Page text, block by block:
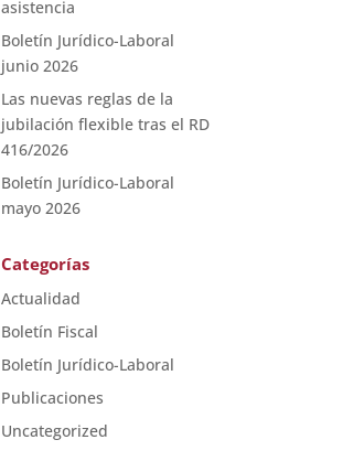
asistencia
Boletín Jurídico-Laboral
junio 2026
Las nuevas reglas de la
jubilación flexible tras el RD
416/2026
Boletín Jurídico-Laboral
mayo 2026
Categorías
Actualidad
Boletín Fiscal
Boletín Jurídico-Laboral
Publicaciones
Uncategorized